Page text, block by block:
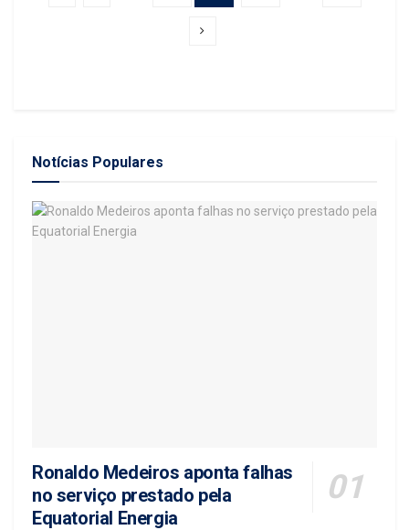
Notícias Populares
Ronaldo Medeiros aponta falhas
no serviço prestado pela
Equatorial Energia